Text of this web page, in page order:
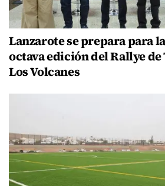
Lanzarote se prepara para
octava edición del Rallye
Los Volcanes